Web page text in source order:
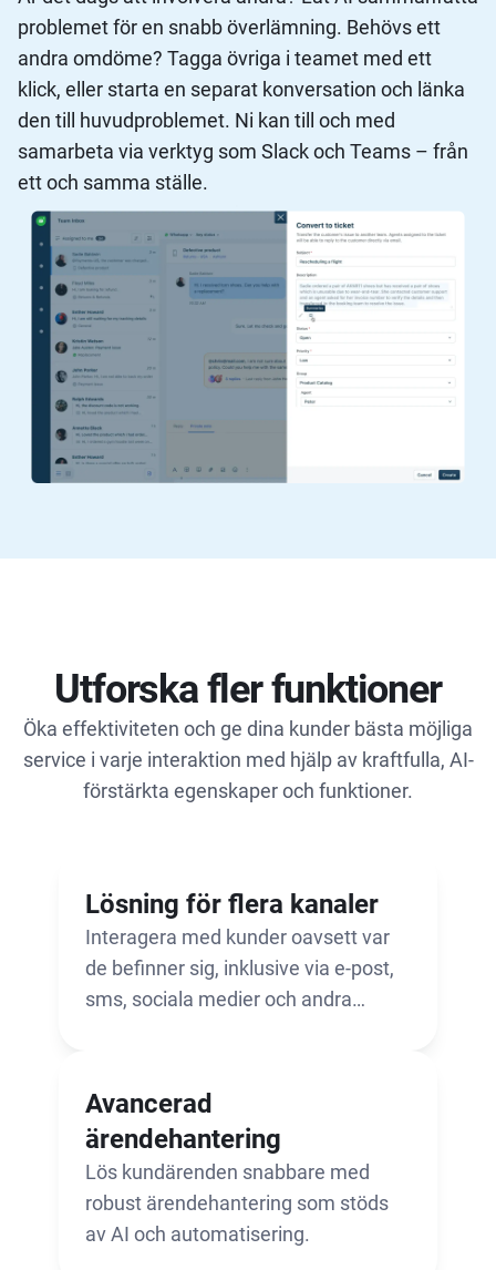
problemet för en snabb överlämning. Behövs ett
andra omdöme? Tagga övriga i teamet med ett
klick, eller starta en separat konversation och länka
den till huvudproblemet. Ni kan till och med
samarbeta via verktyg som Slack och Teams – från
ett och samma ställe.
Utforska fler funktioner
Öka effektiviteten och ge dina kunder bästa möjliga
service i varje interaktion med hjälp av kraftfulla, AI-
förstärkta egenskaper och funktioner.
Lösning för flera kanaler
Interagera med kunder oavsett var
de befinner sig, inklusive via e-post,
sms, sociala medier och andra
Avancerad
ärendehantering
Lös kundärenden snabbare med
robust ärendehantering som stöds
av AI och automatisering.